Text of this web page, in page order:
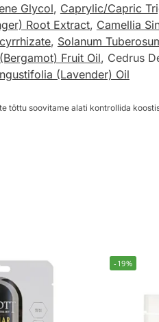
Glycol, Caprylic/Capric
Root Extract, Camellia
, Solanum
Fruit Oil, Cedrus
(Lavender) Oil
tõttu soovitame alati kontrollida
-19%